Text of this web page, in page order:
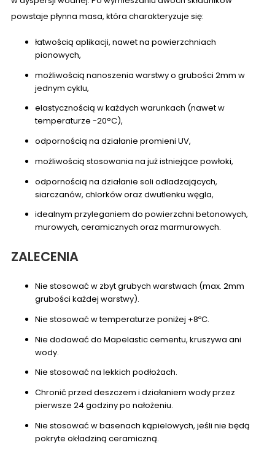
powstaje płynna masa, która charakteryzuje się:
łatwością aplikacji, nawet na powierzchniach
pionowych,
możliwością nanoszenia warstwy o grubości 2mm w
jednym cyklu,
elastycznością w każdych warunkach (nawet w
temperaturze -20°C),
odpornością na działanie promieni UV,
możliwością stosowania na już istniejące powłoki,
odpornością na działanie soli odladzających,
siarczanów, chlorków oraz dwutlenku węgla,
idealnym przyleganiem do powierzchni betonowych,
murowych, ceramicznych oraz marmurowych.
ZALECENIA
Nie stosować w zbyt grubych warstwach (max. 2mm
grubości każdej warstwy).
Nie stosować w temperaturze poniżej +8ºC.
Nie dodawać do Mapelastic cementu, kruszywa ani
wody.
Nie stosować na lekkich podłożach.
Chronić przed deszczem i działaniem wody przez
pierwsze 24 godziny po nałożeniu.
Nie stosować w basenach kąpielowych, jeśli nie będą
pokryte okładziną ceramiczną.